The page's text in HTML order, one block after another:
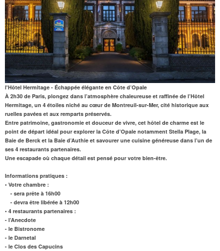
l'Hôtel Hermitage - Échappée élégante en Côte d’Opale
À 2h30 de Paris, plongez dans l’atmosphère chaleureuse et raffinée de l’Hôtel
Hermitage, un 4 étoiles niché au cœur de Montreuil-sur-Mer, cité historique aux
ruelles pavées et aux remparts préservés.
Entre patrimoine, gastronomie et douceur de vivre, cet hôtel de charme est le
point de départ idéal pour explorer la Côte d’Opale notamment Stella Plage, la
Baie de Berck et la Baie d’Authie et savourer une cuisine généreuse dans l’un de
ses 4 restaurants partenaires.
Une escapade où chaque détail est pensé pour votre bien-être.
Informations pratiques :
• Votre chambre :
- sera prête à 16h00
- devra être libérée à 12h00
• 4 restaurants partenaires :
- l’Anecdote
- le Bistronome
- le Darnetal
- le Clos des Capucins